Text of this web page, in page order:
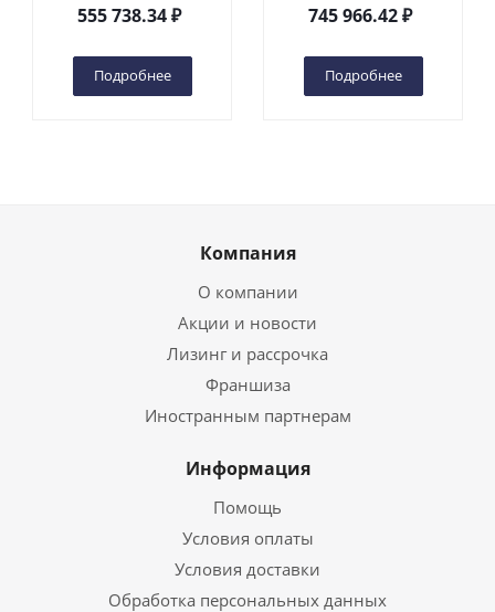
(автономный) (G) в
555 738.34₽
Подробнее
(автономный) (N) в
745 966.42₽
Подробнее
Компания
О компании
Акции и новости
Лизинг и рассрочка
Франшиза
Иностранным партнерам
Информация
Помощь
Условия оплаты
Условия доставки
Обработка персональных данных